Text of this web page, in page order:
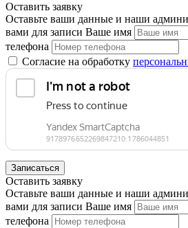
Оставить заявку
Оставьте ваши данные и наши
вами для записи Ваше имя
телефона
Согласие на обработку
Записаться
Оставить заявку
Оставьте ваши данные и наши
вами для записи Ваше имя
телефона